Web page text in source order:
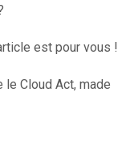
est pour vous !
le Cloud Act, made